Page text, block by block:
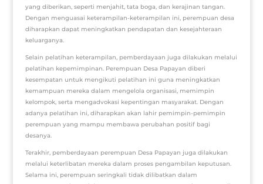
yang diberikan, seperti menjahit, tata boga, dan kerajinan tangan.
Dengan menguasai keterampilan-keterampilan ini, perempuan desa
diharapkan dapat meningkatkan pendapatan dan kesejahteraan
keluarganya.
Selain pelatihan keterampilan, pemberdayaan juga dilakukan melalui
pelatihan kepemimpinan. Perempuan Desa Papayan diberi
kesempatan untuk mengikuti pelatihan ini guna meningkatkan
kemampuan mereka dalam mengelola organisasi, memimpin
kelompok, serta mengadvokasi kepentingan masyarakat. Dengan
adanya pelatihan ini, diharapkan akan lahir pemimpin-pemimpin
perempuan yang mampu membawa perubahan positif bagi
desanya.
Terakhir, pemberdayaan perempuan Desa Papayan juga dilakukan
melalui keterlibatan mereka dalam proses pengambilan keputusan.
Selama ini, perempuan seringkali tidak dilibatkan dalam